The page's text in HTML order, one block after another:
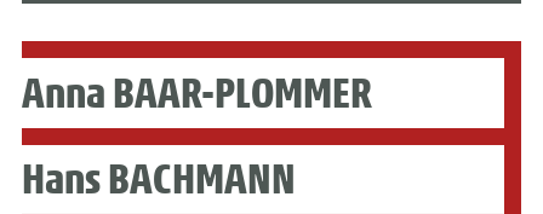
Anna BAAR-PLOMMER
Hans BACHMANN